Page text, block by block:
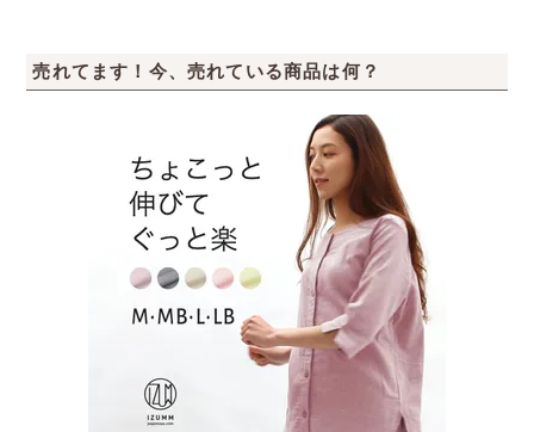
売れてます！今、売れている商品は何？